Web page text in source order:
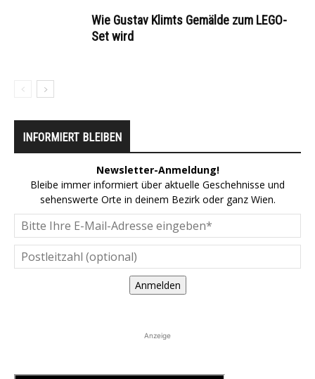
Wie Gustav Klimts Gemälde zum LEGO-
Set wird
INFORMIERT BLEIBEN
Newsletter-Anmeldung!
Bleibe immer informiert über aktuelle Geschehnisse und
sehenswerte Orte in deinem Bezirk oder ganz Wien.
Anmelden
Anzeige